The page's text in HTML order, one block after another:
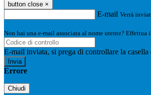
button close ×
E-mail Verrà
Non hai una e-mail associata al nome utente? Effettua
E-mail inviata, si prega di controllare la casella
Errore
Chiudi